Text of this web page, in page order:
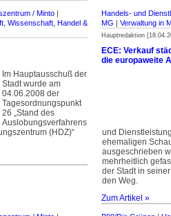
/ Minto |
Wissenschaft, Handel &
­Im Hauptausschuß der
Stadt wurde am
04.06.2008 der
Tagesordnungspunkt
26 „Stand des
Auslobungsverfahrens
(HDZ)“
Handels- und
MG | Verwaltung in
Hauptredaktion
ECE: Verkauf
die europaweite
und
ehemaligen
ausgeschrieben
mehrheit­­lich
der Stadt in
den Weg.
Zum Artikel »